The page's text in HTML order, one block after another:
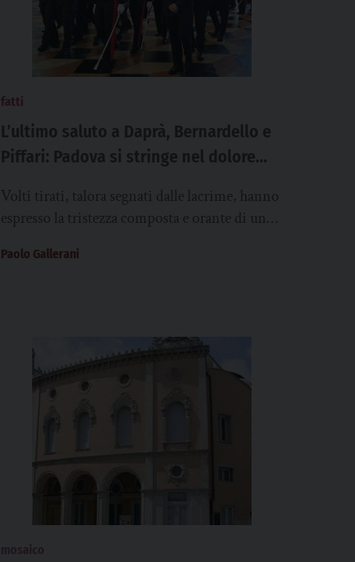
fatti
L’ultimo saluto a Daprà, Bernardello e
Piffari: Padova si stringe nel dolore
nell’esplosione di Castel d’Azzano
Volti tirati, talora segnati dalle lacrime, hanno
espresso la tristezza composta e orante di un
di chi...
Paolo Gallerani